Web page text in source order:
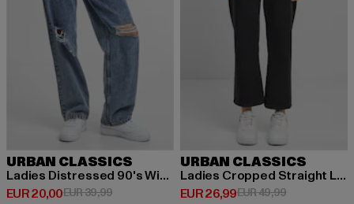
URBAN CLASSICS
Ladies Distressed 90's Wide Leg Denim Pants
EUR 20,00
Derzeitiger Preis: EUR 20,00
EUR 39,99Aktionspreis: EUR 39,99
URBAN CLASSICS
Ladies Cropped Straight Leg Denim Pants
EUR 26,99
Derzeitiger Preis: EUR 26,99
EUR 49,99Aktionspreis: